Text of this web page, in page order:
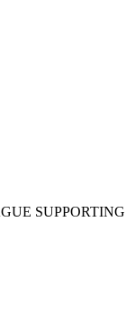
SUPPORTING